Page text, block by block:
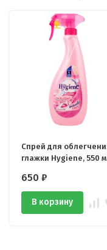
Спрей для
глажки Hygiene, 550
650 ₽
В корзину